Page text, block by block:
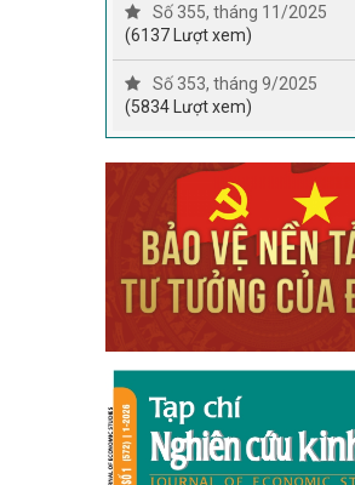
Số 355, tháng 11/2025
(6137 Lượt xem)
Số 353, tháng 9/2025
(5834 Lượt xem)